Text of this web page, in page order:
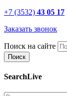
+7 (3532) 43 05 17
Заказать звонок
Поиск на сайте
SearchLive